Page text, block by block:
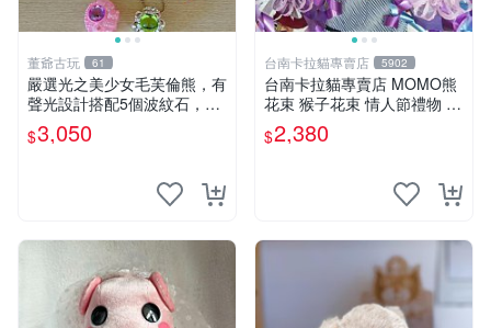
董爺古玩 61
嚴選光之美少女毛芙倫熊，有
聲光設計搭配5個波紋石，成
色完美如圖。爽快附電池，讓
愛心不打折扣。 光之美少女
$3,050
台南卡拉貓專賣店 5902
台南卡拉貓專賣店 MOMO熊
花束 猴子花束 情人節禮物 二
選一 可繡字 可今天寄明天到
$2,380